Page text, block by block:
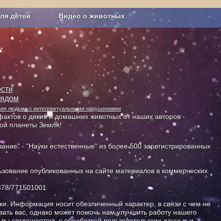
детей Видео о животных
Сельское хозяйство
людьми с интеллектуальными нарушениями
о диких и домашних животных от наших авторов -
планеты Земля!
- "Науки естественные" из более 500 зарегистрированных
опубликованных на сайте материалов в коммерческих
771501001
Информация носит обезличенный характер, в связи с чем не
вас, однако может помочь нам улучшить работу нашего